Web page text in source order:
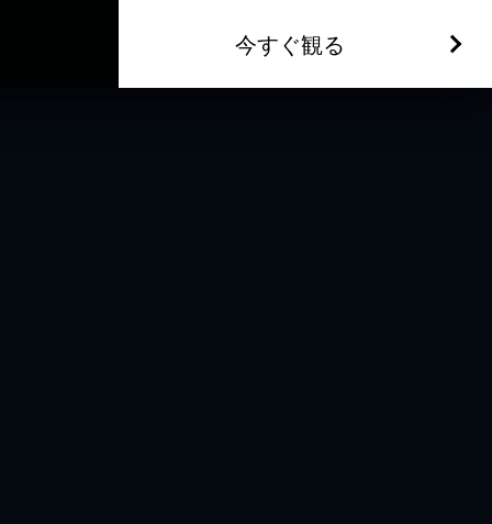
今すぐ観る